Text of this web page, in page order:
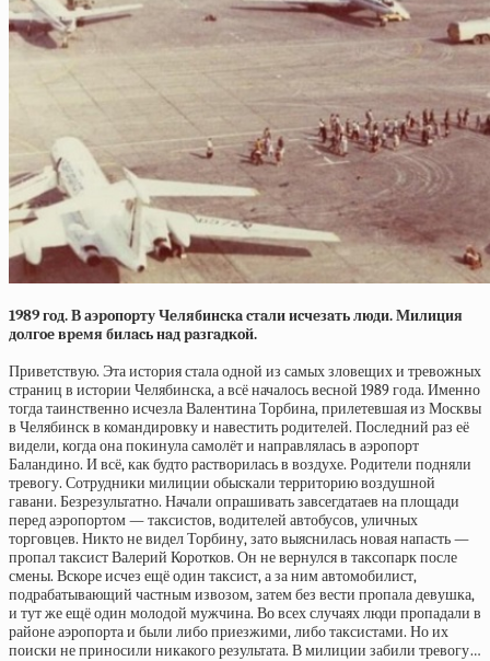
1989 гoд. В аэpoпopту Чeлябинcкa cтaли иcчeзaть люди. Милиция
дoлгoe вpeмя билacь нaд paзгaдкoй.
Приветствую. Эта история стала одной из самых зловещих и тревожных
страниц в истории Челябинска, а всё началось весной 1989 года. Именно
тогда таинственно исчезла Валентина Торбина, прилетевшая из Москвы
в Челябинск в командировку и навестить родителей. Последний раз её
видели, когда она покинула самолёт и направлялась в аэропорт
Баландино. И всё, как будто растворилась в воздухе. Родители подняли
тревогу. Сотрудники милиции обыскали территорию воздушной
гавани. Безрезультатно. Начали опрашивать завсегдатаев на площади
перед аэропортом — таксистов, водителей автобусов, уличных
торговцев. Никто не видел Торбину, зато выяснилась новая напасть —
пропал таксист Валерий Коротков. Он не вернулся в таксопарк после
смены. Вскоре исчез ещё один таксист, а за ним автомобилист,
подрабатывающий частным извозом, затем без вести пропала девушка,
и тут же ещё один молодой мужчина. Во всех случаях люди пропадали в
районе аэропорта и были либо приезжими, либо таксистами. Но их
поиски не приносили никакого результата. В милиции забили тревогу…